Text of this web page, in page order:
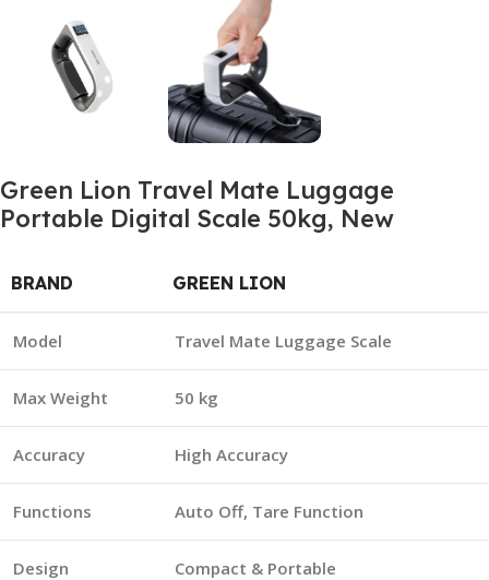
Green Lion Travel Mate Luggage
Portable Digital Scale 50kg, New
BRAND GREEN LION
Model Travel Mate Luggage Scale
Max Weight 50 kg
Accuracy High Accuracy
Functions Auto Off, Tare Function
Design Compact & Portable